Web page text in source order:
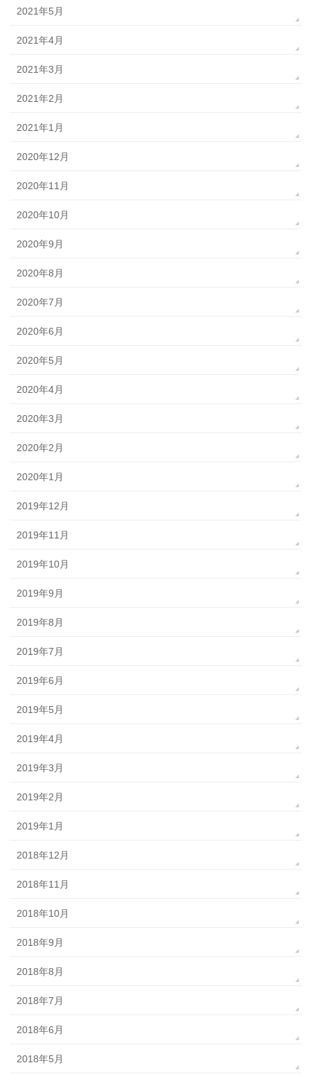
2021年5月
2021年4月
2021年3月
2021年2月
2021年1月
2020年12月
2020年11月
2020年10月
2020年9月
2020年8月
2020年7月
2020年6月
2020年5月
2020年4月
2020年3月
2020年2月
2020年1月
2019年12月
2019年11月
2019年10月
2019年9月
2019年8月
2019年7月
2019年6月
2019年5月
2019年4月
2019年3月
2019年2月
2019年1月
2018年12月
2018年11月
2018年10月
2018年9月
2018年8月
2018年7月
2018年6月
2018年5月